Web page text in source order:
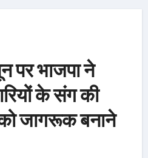
पर भाजपा ने
के संग की
जागरूक बनाने